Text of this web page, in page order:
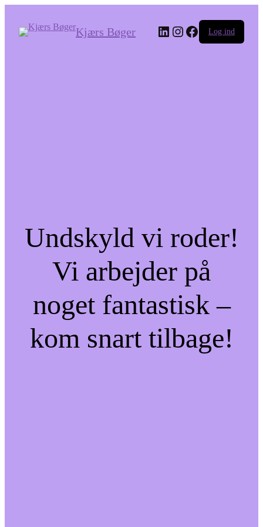
Kjærs Bøger LinkedIn
Instagram
Facebook
Log ind
Undskyld vi roder!
Vi arbejder på
noget fantastisk –
kom snart tilbage!